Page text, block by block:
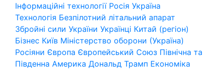
Інформаційні технології Росія Україна
Технологія Безпілотний літальний апарат
Збройні сили України Українці Китай (регіон)
Бізнес Київ Міністерство оборони (Україна)
Росіяни Європа Європейський Союз Північна та
Південна Америка Дональд Трамп Економіка